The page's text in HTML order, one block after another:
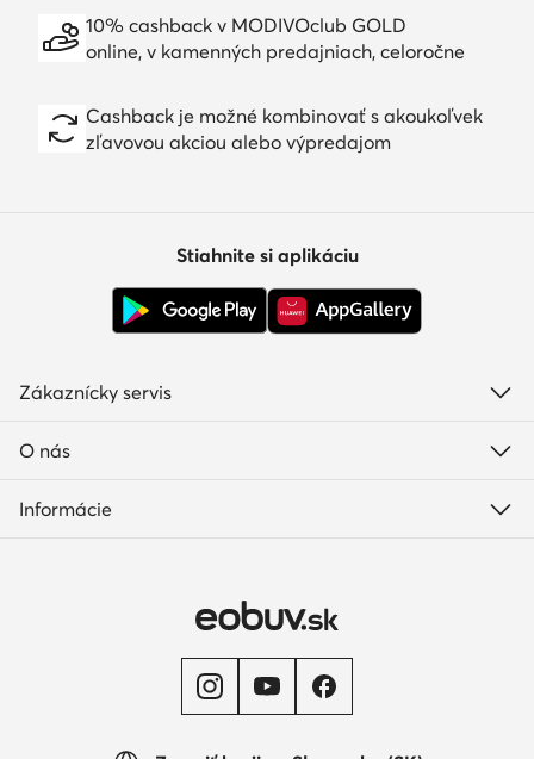
10% cashback v MODIVOclub GOLD
online, v kamenných predajniach, celoročne
Cashback je možné kombinovať s akoukoľvek
zľavovou akciou alebo výpredajom
Stiahnite si aplikáciu
Zákaznícky servis
O nás
Informácie